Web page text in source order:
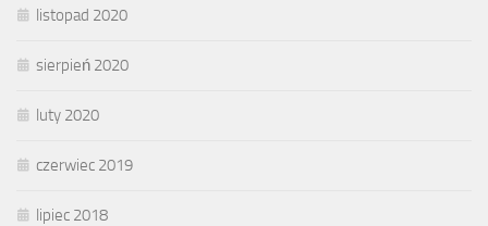
listopad 2020
sierpień 2020
luty 2020
czerwiec 2019
lipiec 2018